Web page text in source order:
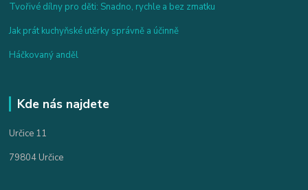
Tvořivé dílny pro děti: Snadno, rychle a bez zmatku
Jak prát kuchyňské utěrky správně a účinně
Háčkovaný anděl
Kde nás najdete
Určice 11
79804 Určice